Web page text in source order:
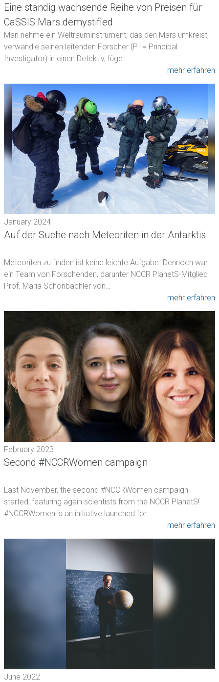
Eine ständig wachsende Reihe von Preisen für
CaSSIS Mars demystified
Man nehme ein Weltrauminstrument, das den Mars umkreist,
verwandle seinen leitenden Forscher (PI = Principal
Investigator) in einen Detektiv, füge…
mehr erfahren
January 2024
Auf der Suche nach Meteoriten in der Antarktis
Meteoriten zu finden ist keine leichte Aufgabe. Dennoch war
ein Team von Forschenden, darunter NCCR PlanetS-Mitglied
Prof. Maria Schönbächler von…
mehr erfahren
February 2023
Second #NCCRWomen campaign
Last November, the second #NCCRWomen campaign
started, featuring again scientists from the NCCR PlanetS!
#NCCRWomen is an initiative launched for…
mehr erfahren
June 2022